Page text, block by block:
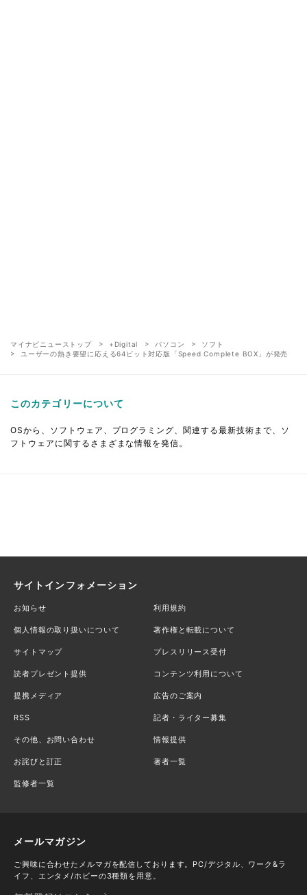
マイナビニューストップ +Digital パソコン
ソフト
ユーザーの熱き要望に応える64ビット対応版「Speed Complete BOX」が発売
このカテゴリーについて
OSから、ソフトウェア、プログラミング、関連する最新技術まで、ソ
フトウェアに関するさまざまな情報を発信。
サイトインフォメーション
お知らせ 利用規約
個人情報の取り扱いについて 著作権と転載について
サイトマップ プレスリリース受付
読者プレゼント提供 コンテンツ利用について
提携メディア 広告のご案内
RSS 記者・ライター募集
その他、お問い合わせ 情報提供
お詫びと訂正 著者一覧
監修者一覧
メールマガジン
ご興味に合わせたメルマガを配信しております。PC/デジタル、ワーク&ラ
イフ、エンタメ/ホビーの3種類を用意。